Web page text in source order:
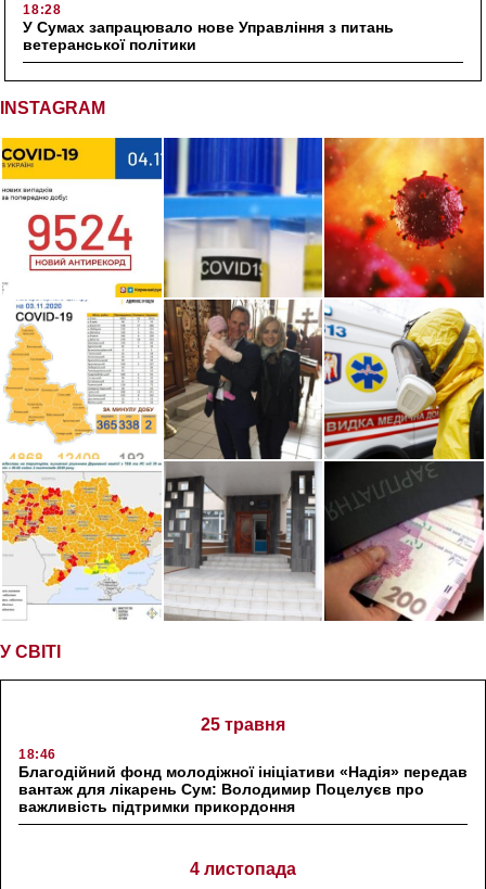
18:28
У Сумах запрацювало нове Управління з питань
ветеранської політики
INSTAGRAM
У СВІТІ
25 травня
18:46
Благодійний фонд молодіжної ініціативи «Надія» передав
вантаж для лікарень Сум: Володимир Поцелуєв про
важливість підтримки прикордоння
4 листопада